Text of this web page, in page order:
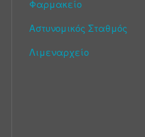
Φαρμακείο
Αστυνομικός Σταθμός
Λιμεναρχείο